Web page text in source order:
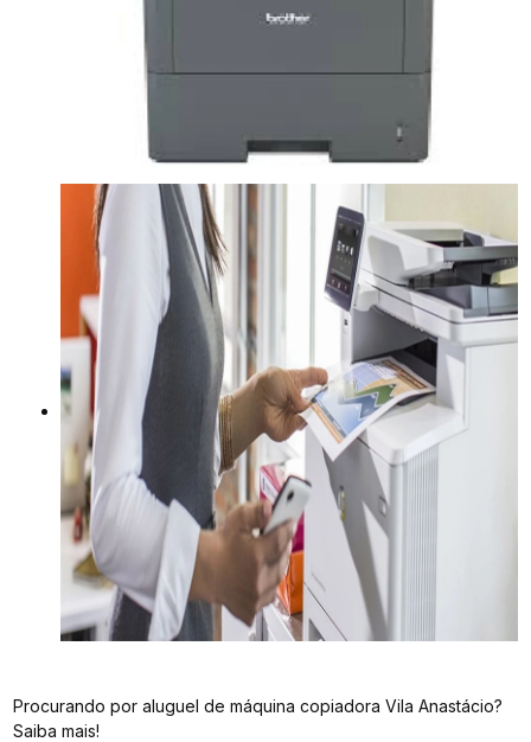
Procurando por aluguel de máquina copiadora Vila Anastácio?
Saiba mais!